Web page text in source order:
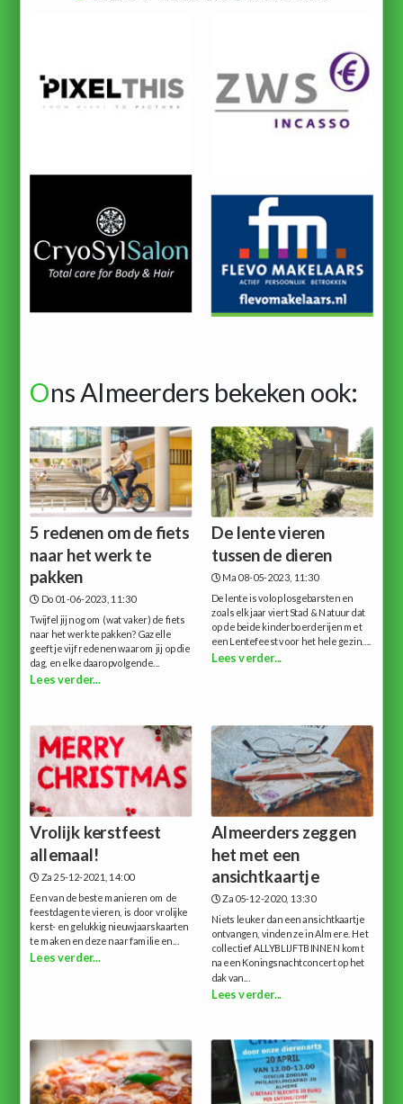
Ons Almeerders bekeken ook:
5 redenen om de fiets
naar het werk te
pakken
Do 01-06-2023, 11:30
Twijfel jij nog om (wat vaker) de fiets
naar het werk te pakken? Gazelle
geeft je vijf redenen waarom jij op die
dag, en elke daaropvolgende...
Lees verder...
De lente vieren
tussen de dieren
Ma 08-05-2023, 11:30
De lente is volop losgebarsten en
zoals elk jaar viert Stad & Natuur dat
op de beide kinderboerderijen met
een Lentefeest voor het hele gezin....
Lees verder...
Vrolijk kerstfeest
allemaal!
Za 25-12-2021, 14:00
Een van de beste manieren om de
feestdagen te vieren, is door vrolijke
kerst- en gelukkig nieuwjaarskaarten
te maken en deze naar familie en...
Lees verder...
Almeerders zeggen
het met een
ansichtkaartje
Za 05-12-2020, 13:30
Niets leuker dan een ansichtkaartje
ontvangen, vinden ze in Almere. Het
collectief ALLYBLIJFTBINNEN komt
na een Koningsnachtconcert op het
dak van...
Lees verder...